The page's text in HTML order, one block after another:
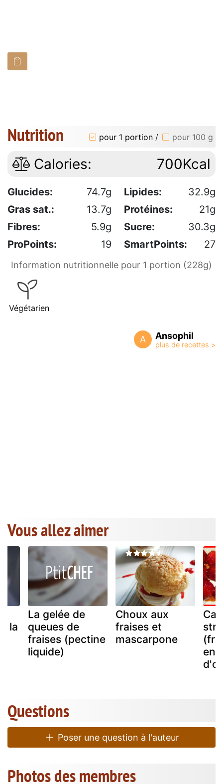
Nutrition pour 1 portion / pour 100 g
Calories: 700Kcal
Glucides: 74.7g Lipides:
32.9g
Gras sat.:
13.7g Protéines:
21g
Fibres:
5.9g Sucre:
30.3g
ProPoints:
19 SmartPoints: 27
Information nutritionnelle pour 1 portion (228g)
Végétarien
A Ansophil
Vous allez aimer
la
La gelée de
queues de
fraises (pectine
liquide)
Choux aux
fraises et
mascarpone
Questions
Poser une question à l'auteur
Photos des membres